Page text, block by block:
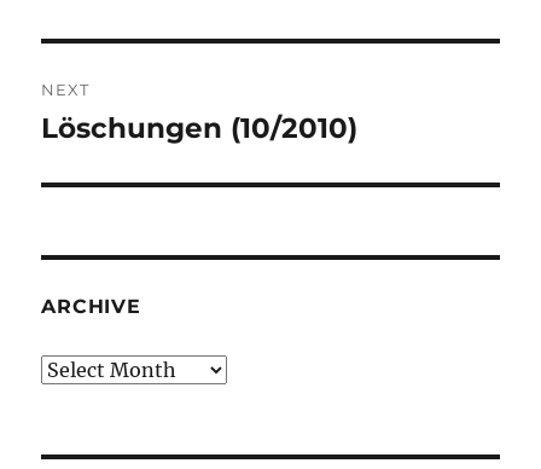
NEXT
Next
Löschungen (10/2010)
ARCHIVE
Archive